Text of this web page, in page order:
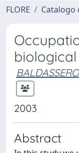
FLORE Catalogo
2003
Abstract